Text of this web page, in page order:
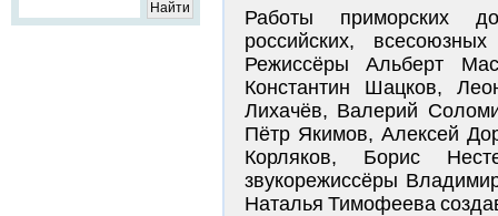
Работы приморских
российских,
Режиссёры Альберт
Константин Шацков,
Лихачёв, Валерий
Пётр Якимов, Алексей
Корляков, Борис
звукорежиссёры
Наталья Тимофеева